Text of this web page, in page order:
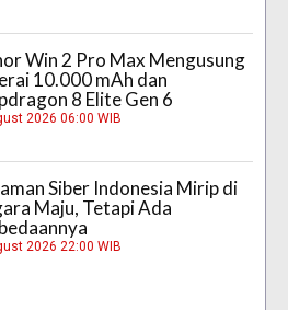
Win 2 Pro Max Mengusung
10.000 mAh dan
8 Elite Gen 6
2026 06:00 WIB
Siber Indonesia Mirip di
Maju, Tetapi Ada
2026 22:00 WIB